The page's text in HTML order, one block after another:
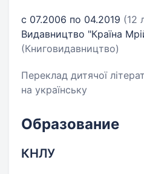
с 07.2006 по 04.2019 (12
Видавництво "Країна
(Книговидавництво)
Переклад дитячої
на українську
Образование
КНЛУ